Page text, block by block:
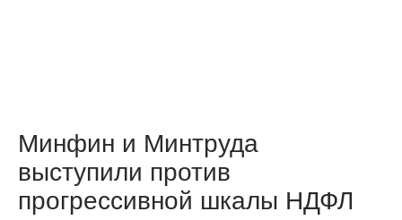
Минфин и Минтруда
выступили против
прогрессивной шкалы НДФЛ